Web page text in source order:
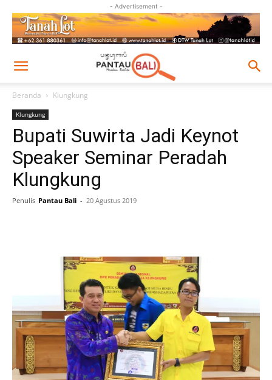
- Advertisement -
Beranda Klungkung
Klungkung
Bupati Suwirta Jadi Keynot
Speaker Seminar Peradah
Klungkung
Penulis Pantau Bali - 20 Agustus 2019